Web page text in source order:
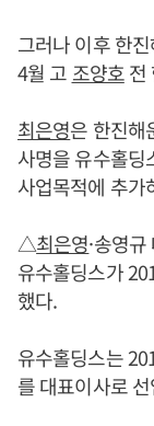
그러나 이후 한
4월 고 조양호전
최은영은 한진해
사명을 유수홀딩
사업목적에 추가
△최은영·송영
유수홀딩스가
했다.
유수홀딩스는
를 대표이사로